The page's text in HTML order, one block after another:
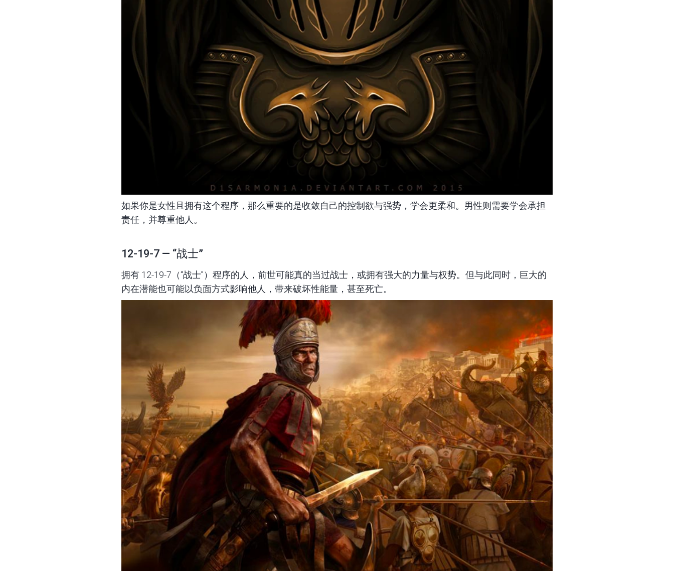
如果你是女性且拥有这个程序，那么重要的是收敛自己的控制欲与强势，学会更柔和。男性则需要学会承担
责任，并尊重他人。
12-19-7 — “战士”
拥有 12-19-7（“战士”）程序的人，前世可能真的当过战士，或拥有强大的力量与权势。但与此同时，巨大的
内在潜能也可能以负面方式影响他人，带来破坏性能量，甚至死亡。